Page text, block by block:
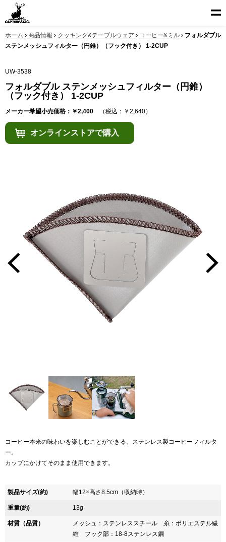
ホーム 商品情報 クッキング&テーブルウェア コーヒー&ミル
フォルダブル
ステンメッシュフィルター（円錐）（フック付き） 1-2CUP
UW-3538
フォルダブル ステンメッシュフィルター（円錐）
（フック付き） 1-2CUP
メーカー希望小売価格：￥2,400 （税込：￥2,640）
オンラインストアで購入
コーヒー本来の味わいを楽しむことができる、ステンレス製コーヒーフィルタ
ー。
カップにかけてそのまま使用できます。
製品サイズ(約) 幅12×高さ8.5cm（収納時）
重量(約) 13g
材質（品質）
メッシュ：ステンレススチール 糸：ポリエステル繊
維 フック部：18-8ステンレス鋼